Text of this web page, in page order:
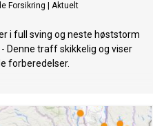
Forsikring Aktuelt
i full sving og neste høststorm
Denne traff skikkelig og viser
forberedelser.